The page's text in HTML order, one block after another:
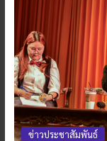
ข่าวประชาสัมพันธ์